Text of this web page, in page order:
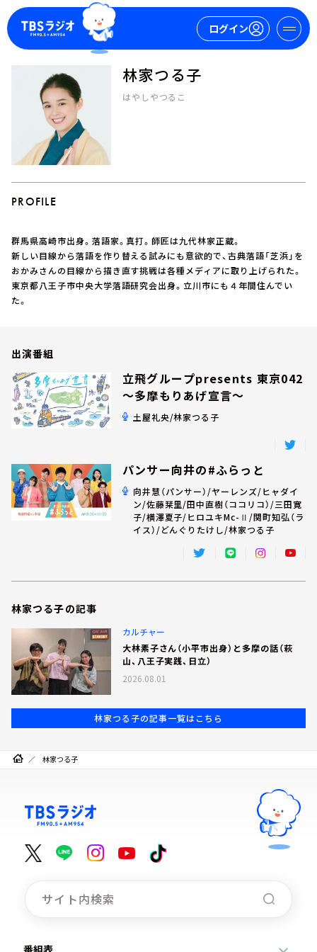
ログイン
マイページ
ログイン
今日の番組表
週間番組表
トピックス
YouTube
会社情報
林家つる子
はやしやつるこ
PROFILE
群馬県高崎市出身。落語家。真打。師匠は九代林家正蔵。
新しい目線から落語を作り替える試みにも意欲的で、古典落語「芝浜」を
おかみさんの目線から描き直す挑戦は各種メディアに取り上げられた。
東京都八王子市中央大学落語研究会出身。立川市にも４年間住んでい
た。
出演番組
立飛グループpresents 東京042
～多摩もりあげ宣言～
土屋礼央/林家つる子
パンサー向井の#ふらっと
向井慧（パンサー）/ヤーレンズ/ヒャダイ
ン/佐藤栞里/田中直樹（ココリコ）/三田寛
子/横澤夏子/ヒロユキMc-Ⅱ/関町知弘（ラ
イス）/どんぐりたけし/林家つる子
林家つる子の記事
カルチャー
大林素子さん（小平市出身）と多摩の話（萩
山、八王子実践、日立）
2026.08.01
林家つる子の記事一覧はこちら
林家つる子
番組表